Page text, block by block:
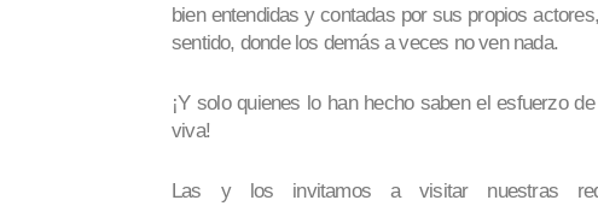
bien entendidas y contadas por sus propios
sentido, donde los demás a veces no ven nada.
¡Y solo quienes lo han hecho saben el esfuerzo
viva!
Las y los invitamos a visitar nuestras